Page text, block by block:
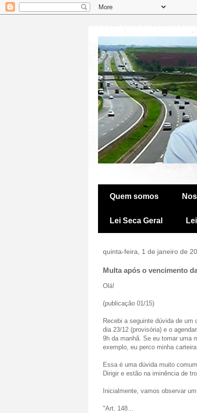
Quem somos
Lei Seca Geral
quinta-feira, 1 de janeiro de
Multa após o vencimento
Olá!
(publicação 01/15)
Recebi a seguinte dúvida de
dia 23/12 (provisória) e o
9h da manhã. Se eu tomar uma
exemplo, eu perco minha
Essa é uma dúvida muito
Dirigir e estão na iminência de
Inicialmente, vamos observar
"Art. 148...